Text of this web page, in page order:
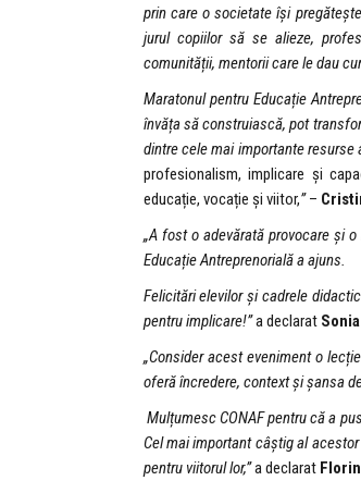
prin care o societate își
jurul copiilor să se alieze,
comunității, mentorii care le dau
Maratonul pentru Educație
învăța să construiască, pot
dintre cele mai importante resurse
profesionalism, implicare și
educație, vocație și viitor,”–
„A fost o adevărată provocare și
Educație Antreprenorială a ajuns.
Felicitări elevilor și cadrele
pentru implicare!”a declarat
„Consider acest eveniment o
oferă încredere, context și șansa
Mulțumesc CONAF pentru că a
Cel mai important câștig al
pentru viitorul lor,”a declarat